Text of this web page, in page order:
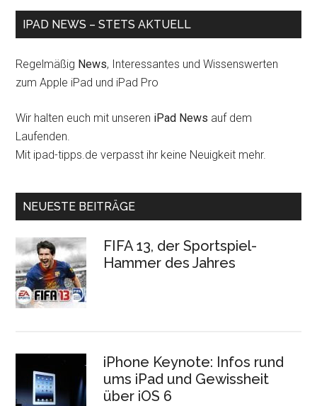
IPAD NEWS – STETS AKTUELL
Regelmäßig News, Interessantes und Wissenswerten
zum Apple iPad und iPad Pro
Wir halten euch mit unseren iPad News auf dem
Laufenden.
Mit ipad-tipps.de verpasst ihr keine Neuigkeit mehr.
NEUESTE BEITRÄGE
FIFA 13, der Sportspiel-
Hammer des Jahres
iPhone Keynote: Infos rund
ums iPad und Gewissheit
über iOS 6